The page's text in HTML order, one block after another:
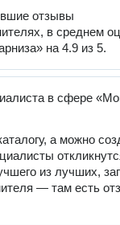
отзывы
в среднем
на 4.9 из 5.
в сфере
а можно
из лучших,
— там есть